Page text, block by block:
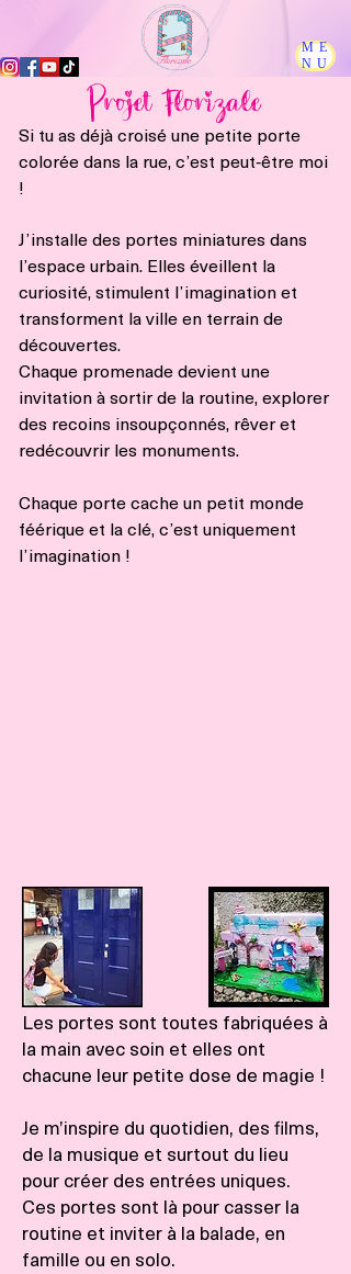
ME
NU
Si tu as déjà croisé une petite porte
colorée dans la rue, c’est peut‑être moi
!
J’installe des portes miniatures dans
l’espace urbain. Elles éveillent la
curiosité, stimulent l’imagination et
transforment la ville en terrain de
découvertes.
Chaque promenade devient une
invitation à sortir de la routine, explorer
des recoins insoupçonnés, rêver et
redécouvrir les monuments.
Chaque porte cache un petit monde
féérique et la clé, c’est uniquement
l’imagination !
Projet Florizale
Les portes sont toutes fabriquées à
la main avec soin et elles ont
chacune leur petite dose de magie !
Je m’inspire du quotidien, des films,
de la musique et surtout du lieu
pour créer des entrées uniques.
Ces portes sont là pour casser la
routine et inviter à la balade, en
famille ou en solo.